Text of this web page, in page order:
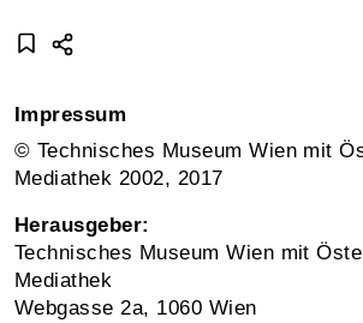
Impressum
© Technisches Museum Wien mit
Mediathek 2002, 2017
Herausgeber:
Technisches Museum Wien mit
Mediathek
Webgasse 2a, 1060 Wien